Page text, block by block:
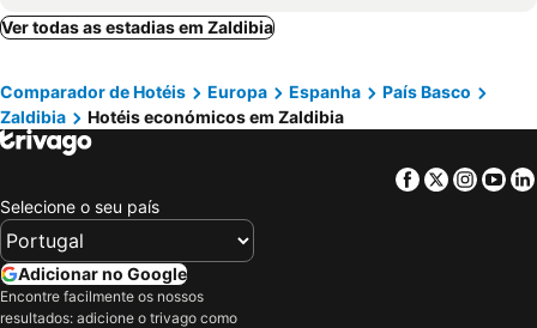
Hotel Ordizia
Hotel Bide Bide Tolosa
Hotel Dolarea
Hotel Imaz
Hotel Iriarte Jauregia
Hostal San Juan Oyarbide Tolosa
Hotel Etxeberri
Hotel Loiola
Casa Rural Lazkaoetxe
Hotel Beasain
Valcarce Urbasa
Larramendi Torrea
Ver todas as estadias em Zaldibia
Comparador de Hotéis Europa Espanha
País Basco
Zaldibia
Hotéis económicos em Zaldibia
Facebook
Twitter
Selecione o seu país
Adicionar no Google
Encontre facilmente os nossos
resultados: adicione o trivago como